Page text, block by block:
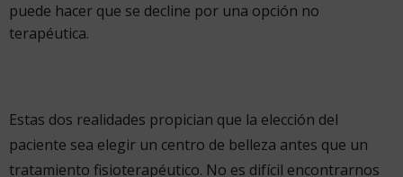
puede hacer que se decline por una opción no
terapéutica.
Estas dos realidades propician que la elección del
paciente sea elegir un centro de belleza antes que un
tratamiento fisioterapéutico. No es difícil encontrarnos